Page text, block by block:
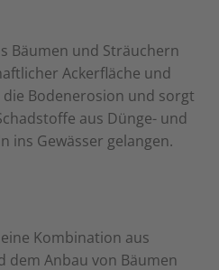
Bäumen und Sträuchern
Ackerfläche und
Bodenerosion und sorgt
aus Dünge- und
ins Gewässer gelangen.
Kombination aus
dem Anbau von Bäumen